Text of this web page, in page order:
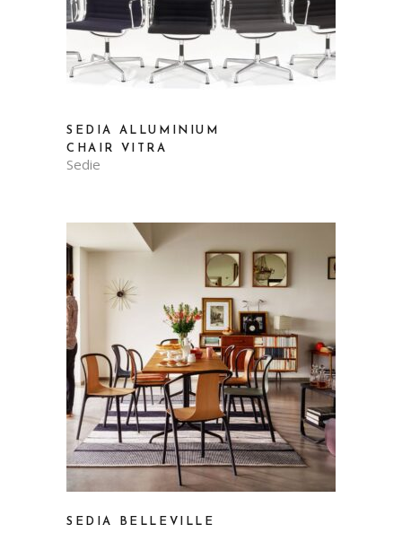
SEDIA ALLUMINIUM
CHAIR VITRA
Sedie
SEDIA BELLEVILLE